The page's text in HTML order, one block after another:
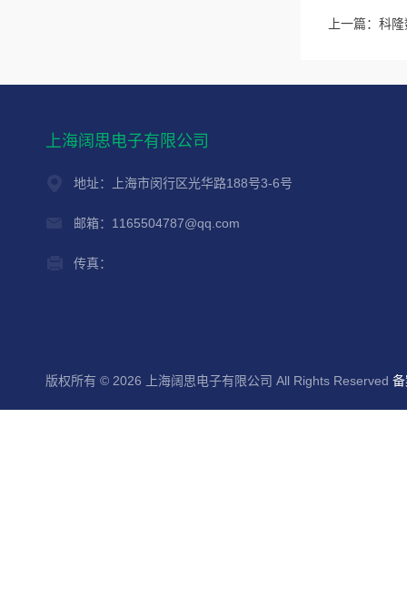
上一篇： 科隆
上海阔思电子有限公司
地址：上海市闵行区光华路188号3-6号
邮箱：1165504787@qq.com
传真：
版权所有 © 2026 上海阔思电子有限公司 All Rights Reserved